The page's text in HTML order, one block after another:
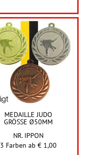
MEDAILLE JUDO
GRÖSSE Ø50MM
NR. IPPON
3 Farben ab € 1,00